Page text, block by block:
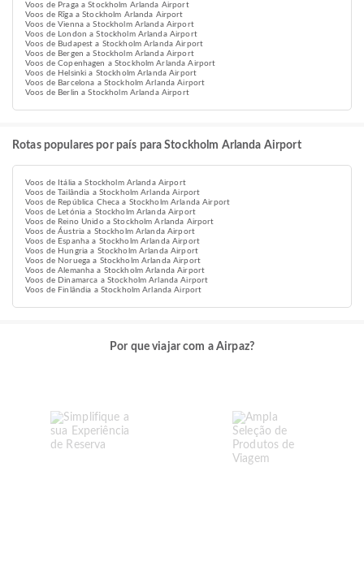
Voos de Praga a Stockholm Arlanda Airport
Voos de Rīga a Stockholm Arlanda Airport
Voos de Vienna a Stockholm Arlanda Airport
Voos de London a Stockholm Arlanda Airport
Voos de Budapest a Stockholm Arlanda Airport
Voos de Bergen a Stockholm Arlanda Airport
Voos de Copenhagen a Stockholm Arlanda Airport
Voos de Helsinki a Stockholm Arlanda Airport
Voos de Barcelona a Stockholm Arlanda Airport
Voos de Berlin a Stockholm Arlanda Airport
Rotas populares por país para Stockholm Arlanda Airport
Voos de Itália a Stockholm Arlanda Airport
Voos de Tailândia a Stockholm Arlanda Airport
Voos de República Checa a Stockholm Arlanda Airport
Voos de Letónia a Stockholm Arlanda Airport
Voos de Reino Unido a Stockholm Arlanda Airport
Voos de Áustria a Stockholm Arlanda Airport
Voos de Espanha a Stockholm Arlanda Airport
Voos de Hungria a Stockholm Arlanda Airport
Voos de Noruega a Stockholm Arlanda Airport
Voos de Alemanha a Stockholm Arlanda Airport
Voos de Dinamarca a Stockholm Arlanda Airport
Voos de Finlândia a Stockholm Arlanda Airport
Por que viajar com a Airpaz?